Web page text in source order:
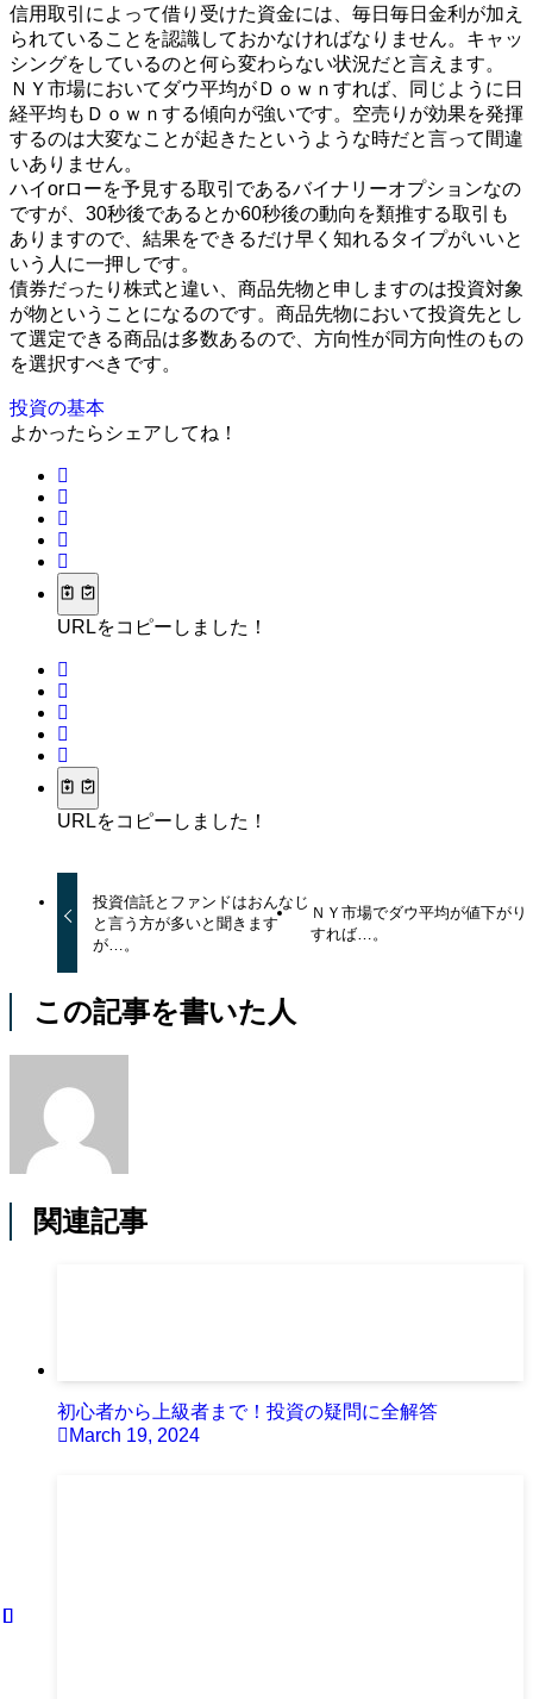
信用取引によって借り受けた資金には、毎日毎日金利が加え
られていることを認識しておかなければなりません。キャッ
シングをしているのと何ら変わらない状況だと言えます。
ＮＹ市場においてダウ平均がＤｏｗｎすれば、同じように日
経平均もＤｏｗｎする傾向が強いです。空売りが効果を発揮
するのは大変なことが起きたというような時だと言って間違
いありません。
ハイorローを予見する取引であるバイナリーオプションなの
ですが、30秒後であるとか60秒後の動向を類推する取引も
ありますので、結果をできるだけ早く知れるタイプがいいと
いう人に一押しです。
債券だったり株式と違い、商品先物と申しますのは投資対象
が物ということになるのです。商品先物において投資先とし
て選定できる商品は多数あるので、方向性が同方向性のもの
を選択すべきです。
投資の基本
よかったらシェアしてね！
URLをコピーしました！
URLをコピーしました！
投資信託とファンドはおんなじ
と言う方が多いと聞きます
が…。
ＮＹ市場でダウ平均が値下がり
すれば…。
この記事を書いた人
関連記事
初心者から上級者まで！投資の疑問に全解答
March 19, 2024